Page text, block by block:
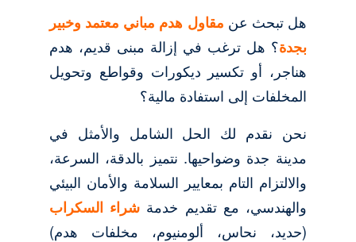
هل تبحث عن مقاول هدم مباني معتمد وخبير
بجدة؟ هل ترغب في إزالة مبنى قديم، هدم
هناجر، أو تكسير ديكورات وقواطع وتحويل
المخلفات إلى استفادة مالية؟
نحن نقدم لك الحل الشامل والأمثل في
مدينة جدة وضواحيها. نتميز بالدقة، السرعة،
والالتزام التام بمعايير السلامة والأمان البيئي
والهندسي، مع تقديم خدمة شراء السكراب
(حديد، نحاس، ألومنيوم، مخلفات هدم)